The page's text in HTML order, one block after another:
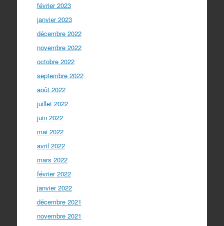
février 2023
janvier 2023
décembre 2022
novembre 2022
octobre 2022
septembre 2022
août 2022
juillet 2022
juin 2022
mai 2022
avril 2022
mars 2022
février 2022
janvier 2022
décembre 2021
novembre 2021